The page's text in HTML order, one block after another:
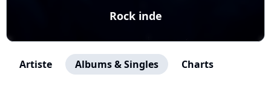
Rock inde
Artiste Albums & Singles Charts